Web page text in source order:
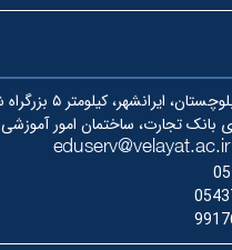
سیستان و بلوچستان،
بانک تجارت، ساختمان امور آموزشی